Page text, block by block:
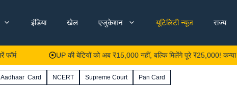
इंडिया खेल एजुकेशन यूटिलिटी न्यूज राज्य
UP की बेटियों को अब ₹15,000 नहीं, बल्कि मिलेंगे पूरे ₹25,000! कन्या सुमंगला
Aadhaar Card NCERT Supreme Court Pan Card